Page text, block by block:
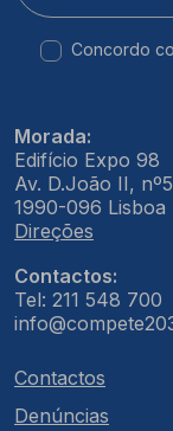
Concordo
Morada:
Edifício Expo 98
Av. D.João II,
1990-096 Lisboa
Direções
Contactos:
Tel: 211 548 700
Contactos
Denúncias